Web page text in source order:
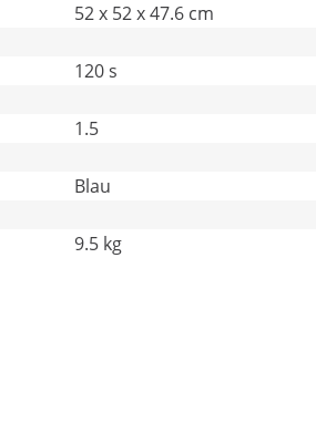
52 x 52 x 47.6 cm
120 s
1.5
Blau
9.5 kg